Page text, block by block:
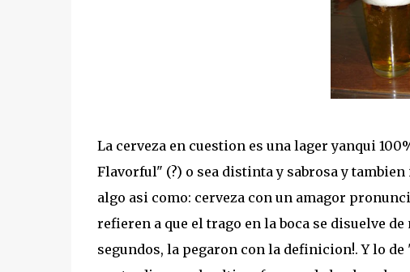
La cerveza en cuestion es una lager yanqui
Flavorful" (?) o sea distinta y sabrosa y
algo asi como: cerveza con un amagor
refieren a que el trago en la boca se disuelve
segundos, la pegaron con la definicion!. Y lo